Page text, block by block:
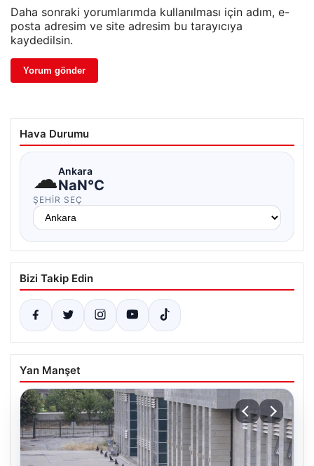
Daha sonraki yorumlarımda kullanılması için adım, e-
posta adresim ve site adresim bu tarayıcıya
kaydedilsin.
Hava Durumu
☁Ankara
NaN°C
ŞEHIR SEÇ
Bizi Takip Edin
Yan Manşet